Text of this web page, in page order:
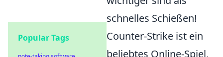
schnelles Schießen!
Counter-Strike ist ein
beliebtes Online-Spiel,
Popular Tags